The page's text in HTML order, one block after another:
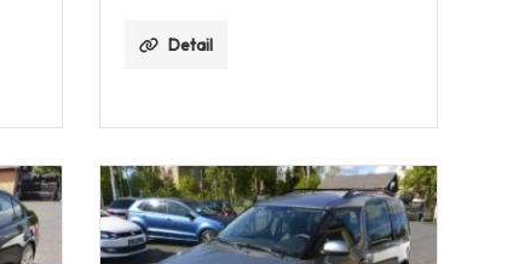
Detail